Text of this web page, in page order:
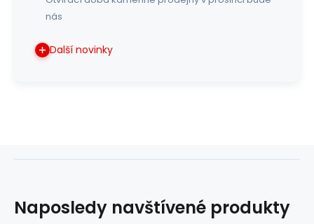
nás
Další novinky
Naposledy navštívené produkty